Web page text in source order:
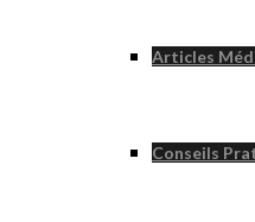
Articles
Conseils